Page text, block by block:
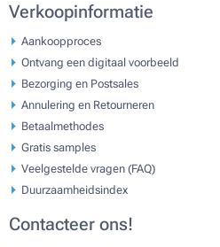
Verkoopinformatie
Aankoopproces
Ontvang een digitaal voorbeeld
Bezorging en Postsales
Annulering en Retourneren
Betaalmethodes
Gratis samples
Veelgestelde vragen (FAQ)
Duurzaamheidsindex
Contacteer ons!